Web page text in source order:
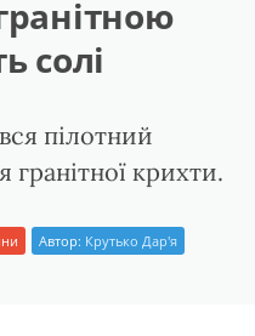
солі
пілотний
гранітної крихти.
Автор: Крутько Дар'я